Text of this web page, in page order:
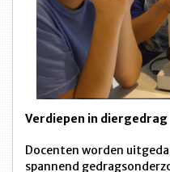
Verdiepen in diergedrag
Docenten worden
spannend